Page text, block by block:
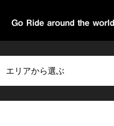
Go Ride around the world
エリアから選ぶ